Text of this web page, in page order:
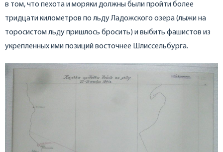
в том, что пехота и моряки должны были пройти более
тридцати километров по льду Ладожского озера (лыжи на
торосистом льду пришлось бросить) и выбить фашистов из
укрепленных ими позиций восточнее Шлиссельбурга.